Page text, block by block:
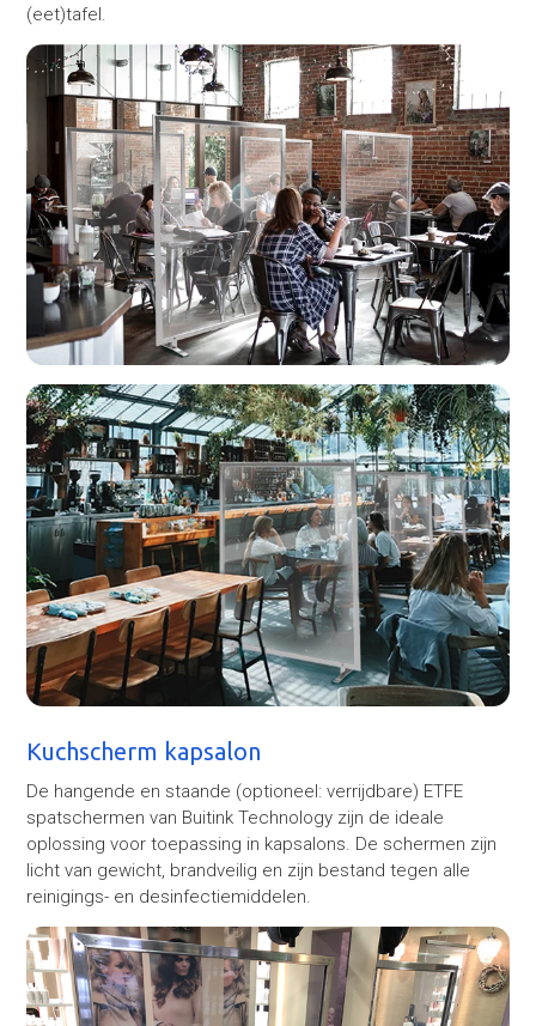
(eet)tafel.
Kuchscherm kapsalon
De hangende en staande (optioneel: verrijdbare) ETFE
spatschermen van Buitink Technology zijn de ideale
oplossing voor toepassing in kapsalons. De schermen zijn
licht van gewicht, brandveilig en zijn bestand tegen alle
reinigings- en desinfectiemiddelen.